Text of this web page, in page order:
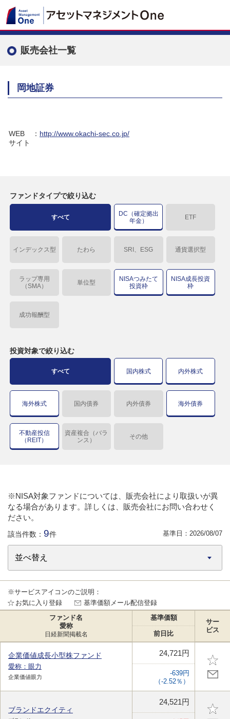
販売会社一覧
岡地証券
WEB
サイト
： http://www.okachi-sec.co.jp/
ファンドタイプで絞り込む
すべて
DC（確定拠出
年金）
ETF
インデックス型 たわら SRI、ESG 通貨選択型
ラップ専用
（SMA）
単位型
NISAつみたて
投資枠
NISA成長投資
枠
成功報酬型
投資対象で絞り込む
すべて 国内株式 内外株式
海外株式 国内債券 内外債券 海外債券
不動産投信
（REIT）
資産複合（バラ
ンス）
その他
※NISA対象ファンドについては、販売会社により取扱いが異
なる場合があります。詳しくは、販売会社にお問い合わせく
ださい。
該当件数： 9件 基準日： 2026/08/07
※サービスアイコンのご説明：
お気に入り登録
基準価額メール配信登録
ファンド名
愛称
日経新聞掲載名
基準価額
サー
ビス
前日比
企業価値成長小型株ファンド
愛称：眼力
企業価値眼力
24,721円
-639円
（-2.52％）
ブランドエクイティ
24,521円